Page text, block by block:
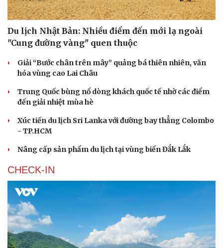
Văn hóa
Văn học
Âm nhạc
Di sản
Giải trí
Thời trang
Du lịch Nhật Bản: Nhiều điểm đến mới lạ ngoài
"Cung đường vàng" quen thuộc
Giải “Bước chân trên mây” quảng bá thiên nhiên, văn
hóa vùng cao Lai Châu
Trung Quốc bùng nổ dòng khách quốc tế nhờ các điểm
đến giải nhiệt mùa hè
Xúc tiến du lịch Sri Lanka với đường bay thẳng Colombo
- TP.HCM
Nâng cấp sản phẩm du lịch tại vùng biển Đắk Lắk
CHECK-IN